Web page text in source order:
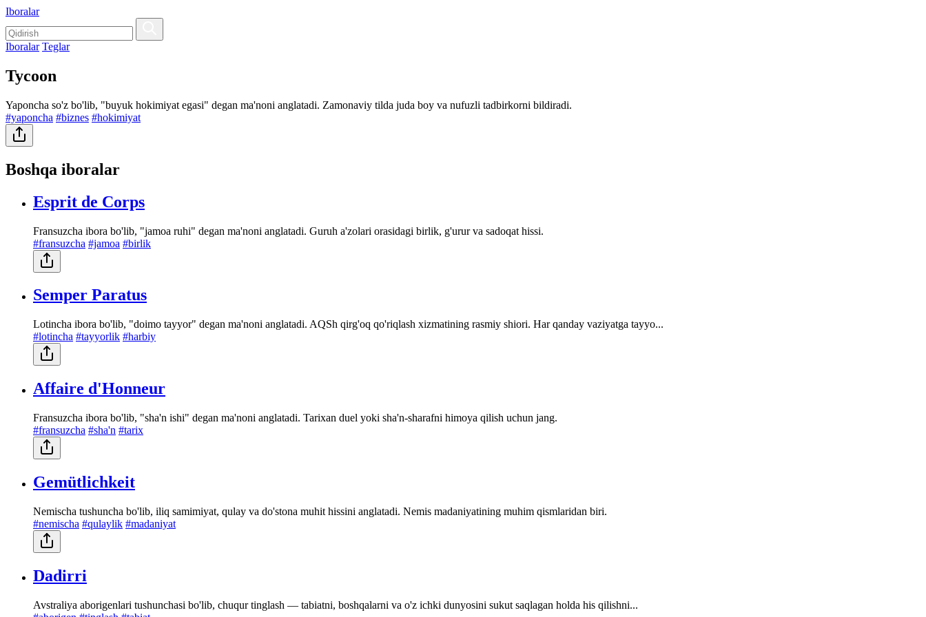
Iboralar
Iboralar Teglar
Tycoon
Yaponcha so'z bo'lib, "buyuk hokimiyat egasi" degan ma'noni anglatadi. Zamonaviy tilda juda boy va nufuzli tadbirkorni bildiradi.
#yaponcha #biznes #hokimiyat
Boshqa iboralar
Esprit de Corps
Fransuzcha ibora bo'lib, "jamoa ruhi" degan ma'noni anglatadi. Guruh a'zolari orasidagi birlik, g'urur va sadoqat hissi.
#fransuzcha #jamoa #birlik
Semper Paratus
Lotincha ibora bo'lib, "doimo tayyor" degan ma'noni anglatadi. AQSh qirg'oq qo'riqlash xizmatining rasmiy shiori. Har qanday vaziyatga tayyo...
#lotincha #tayyorlik #harbiy
Affaire d'Honneur
Fransuzcha ibora bo'lib, "sha'n ishi" degan ma'noni anglatadi. Tarixan duel yoki sha'n-sharafni himoya qilish uchun jang.
#fransuzcha #sha'n #tarix
Gemütlichkeit
Nemischa tushuncha bo'lib, iliq samimiyat, qulay va do'stona muhit hissini anglatadi. Nemis madaniyatining muhim qismlaridan biri.
#nemischa #qulaylik #madaniyat
Dadirri
Avstraliya aborigenlari tushunchasi bo'lib, chuqur tinglash — tabiatni, boshqalarni va o'z ichki dunyosini sukut saqlagan holda his qilishni...